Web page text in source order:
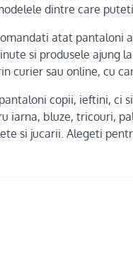
dintre care
atat pantaloni
si produsele ajung
curier sau online, cu
copii, ieftini, ci
iarna, bluze, tricouri,
si jucarii. Alegeti